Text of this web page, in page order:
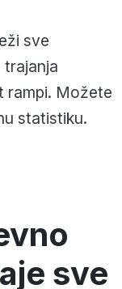
sve
rampi. Možete
statistiku.
sve